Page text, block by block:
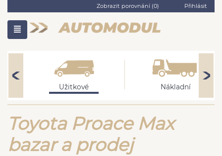
Zobrazit porovnání (0) Přihlásit
Užitkové Nákladní
Toyota Proace Max
bazar a prodej